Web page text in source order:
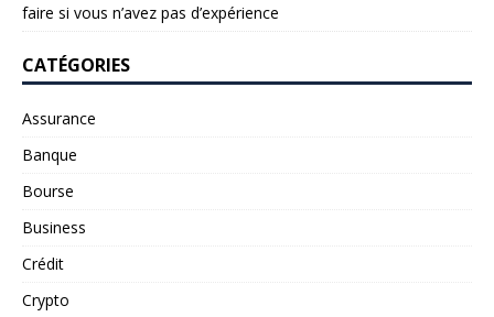
faire si vous n’avez pas d’expérience
CATÉGORIES
Assurance
Banque
Bourse
Business
Crédit
Crypto